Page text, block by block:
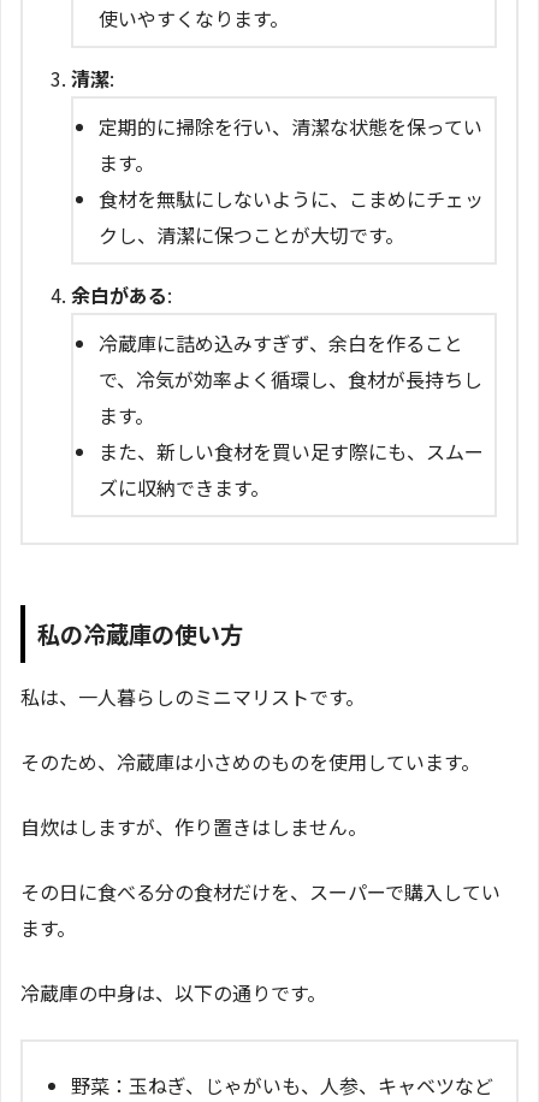
使いやすくなります。
清潔:
定期的に掃除を行い、清潔な状態を保ってい
ます。
食材を無駄にしないように、こまめにチェッ
クし、清潔に保つことが大切です。
余白がある:
冷蔵庫に詰め込みすぎず、余白を作ること
で、冷気が効率よく循環し、食材が長持ちし
ます。
また、新しい食材を買い足す際にも、スムー
ズに収納できます。
私の冷蔵庫の使い方
私は、一人暮らしのミニマリストです。
そのため、冷蔵庫は小さめのものを使用しています。
自炊はしますが、作り置きはしません。
その日に食べる分の食材だけを、スーパーで購入してい
ます。
冷蔵庫の中身は、以下の通りです。
野菜：玉ねぎ、じゃがいも、人参、キャベツなど